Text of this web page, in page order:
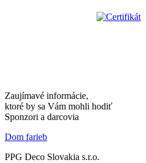
Zaujímavé informácie,
ktoré by sa Vám mohli hodiť
Sponzori a darcovia
Dom farieb
PPG Deco Slovakia s.r.o.